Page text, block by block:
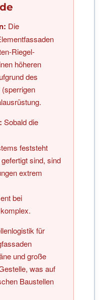
Die
Riegel-
höheren
des
(sperrigen
Sobald die
feststeht
sind, sind
extrem
bei
für
und große
was auf
Baustellen